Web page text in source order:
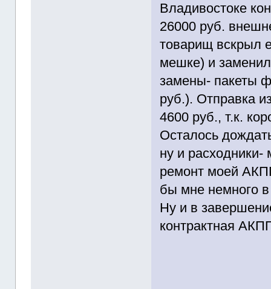
Владивостоке
26000 руб.
товарищ вскрыл
мешке) и
замены- пакеты
руб.). Отправка
4600 руб., т.к.
Осталось
ну и
ремонт моей
бы мне немного
Ну и в
контрактная